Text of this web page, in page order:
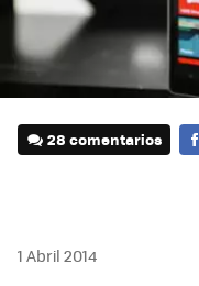
28 comentarios
1 Abril 2014